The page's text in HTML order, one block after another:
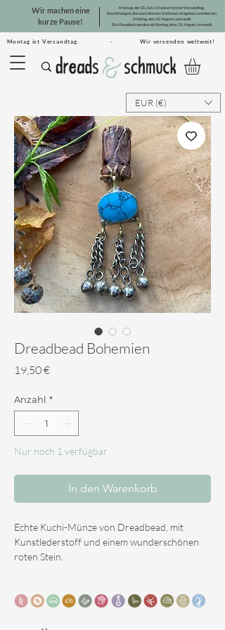
Montag ist Versandtag. · Wir versenden weltweit!
Wir machen eine
kurze Pause!
Montag, der 20. Juli, ist unser letzter Versandtag.
Bestellungen, die nach diesem Zeitraum eingehen, werden am
Montag, den 10. August, versandt.
Die Dreadsets werden ab Montag, dem 31. August, versandt.
EUR (€)
Dreadbead Bohemien
19,50 €Preis
Anzahl *
Nur noch 1 verfügbar
In den Warenkorb
Echte Kuchi-Münze von Dreadbead, mit
Kunstlederstoff und einem wunderschönen
roten Stein.
antiken Kunst aus der pakistanisch-